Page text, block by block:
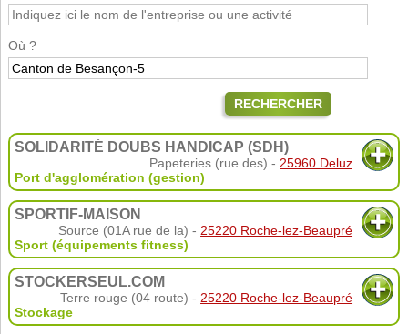
Où ?
RECHERCHER
SOLIDARITÉ DOUBS HANDICAP (SDH)
Papeteries (rue des) - 25960 Deluz
Port d'agglomération (gestion)
SPORTIF-MAISON
Source (01A rue de la) - 25220 Roche-lez-Beaupré
Sport (équipements fitness)
STOCKERSEUL.COM
Terre rouge (04 route) - 25220 Roche-lez-Beaupré
Stockage